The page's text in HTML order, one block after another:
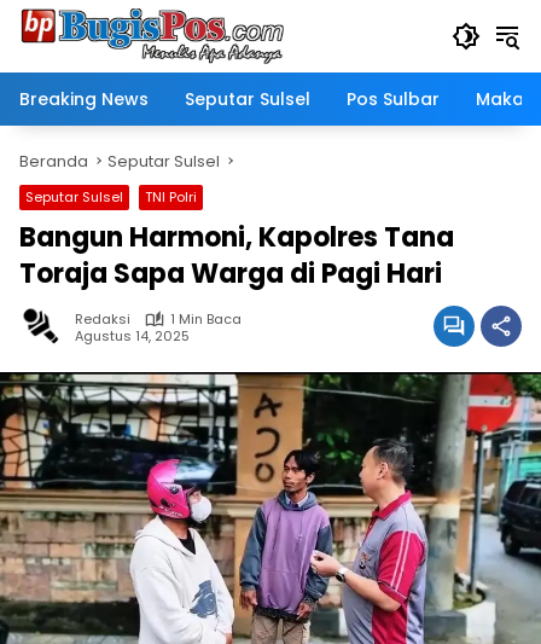
Langsung
Breaking News
Seputar Sulsel Pos Sulbar
Beranda Seputar Sulsel
Seputar Sulsel TNI Polri
Bangun Harmoni, Kapolres Tana
Toraja Sapa Warga di Pagi Hari
Redaksi
1 Min Baca
Agustus 14, 2025